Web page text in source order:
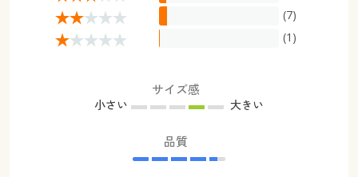
(7)
(1)
サイズ感
小さい 大きい
品質